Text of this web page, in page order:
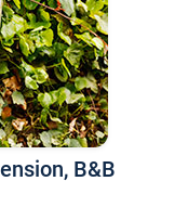
B&B